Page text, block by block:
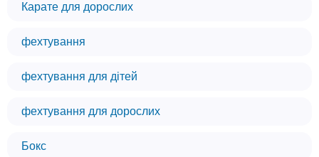
Карате для дорослих
фехтування
фехтування для дітей
фехтування для дорослих
Бокс